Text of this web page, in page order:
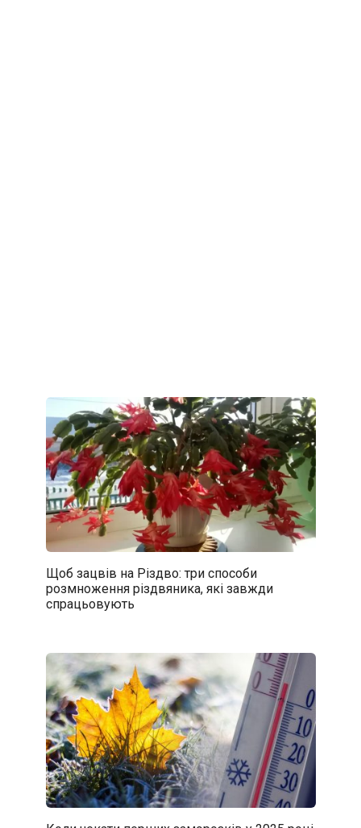
Щоб зацвів на Різдво: три способи
розмноження різдвяника, які завжди
спрацьовують